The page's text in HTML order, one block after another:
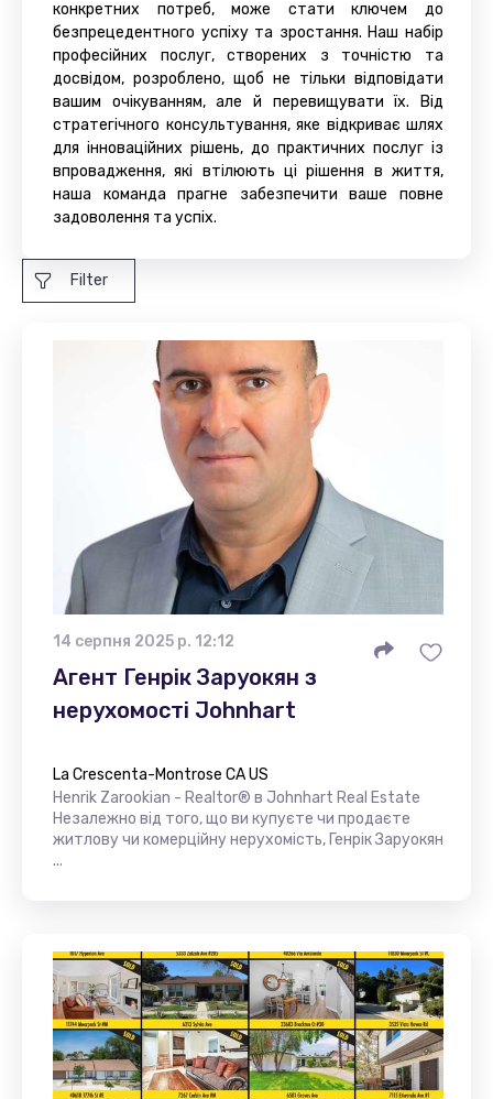
конкретних потреб, може стати ключем до
безпрецедентного успіху та зростання. Наш набір
професійних послуг, створених з точністю та
досвідом, розроблено, щоб не тільки відповідати
вашим очікуванням, але й перевищувати їх. Від
стратегічного консультування, яке відкриває шлях
для інноваційних рішень, до практичних послуг із
впровадження, які втілюють ці рішення в життя,
наша команда прагне забезпечити ваше повне
задоволення та успіх.
Filter
14 серпня 2025 р. 12:12
Агент Генрік Заруокян з
нерухомості Johnhart
La Crescenta-Montrose CA US
Henrik Zarookian - Realtor® в Johnhart Real Estate
Незалежно від того, що ви купуєте чи продаєте
житлову чи комерційну нерухомість, Генрік Заруокян
...